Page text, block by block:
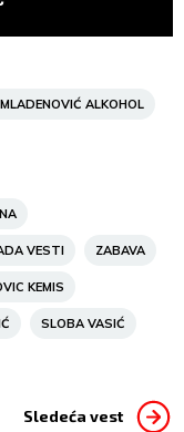
ALKOHOL
VESTI ZABAVA
KEMIS
SLOBA VASIĆ
Sledeća vest